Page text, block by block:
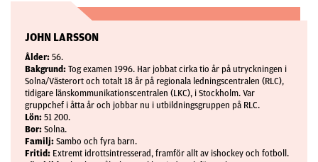
JOHN LARSSON
Ålder: 56.
Bakgrund: Tog examen 1996. Har jobbat cirka tio år på utryckningen i
Solna/Västerort och totalt 18 år på regionala ledningscentralen (RLC),
tidigare länskommunikationscentralen (LKC), i Stockholm. Var
gruppchef i åtta år och jobbar nu i utbildningsgruppen på RLC.
Lön: 51 200.
Bor: Solna.
Familj: Sambo och fyra barn.
Fritid: Extremt idrottsintresserad, framför allt av ishockey och fotboll.